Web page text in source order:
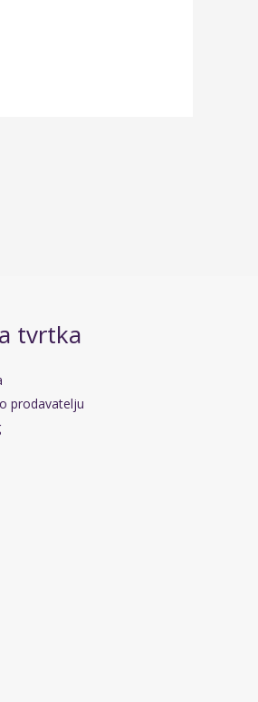
tvrtka
prodavatelju